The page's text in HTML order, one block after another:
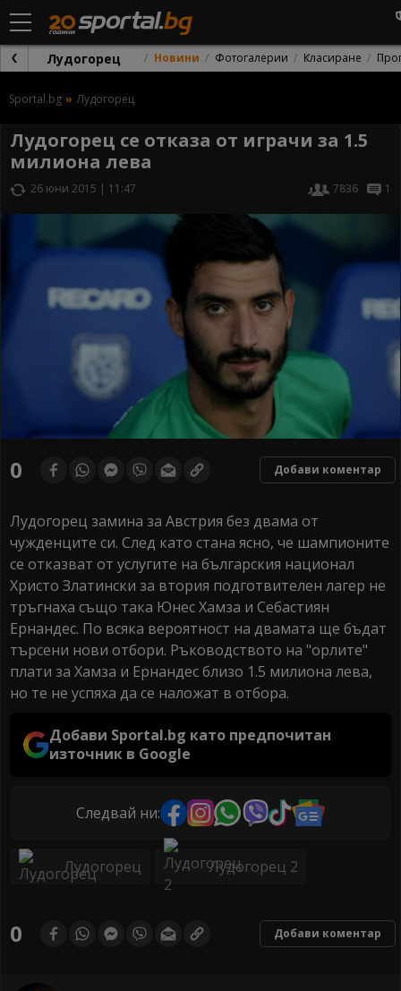
Лудогорец Новини Фотогалерии Класиране
Sportal.bg Лудогорец
Лудогорец се отказа от играчи за 1.5
милиона лева
26 юни 2015 | 11:47 7836 1
0 Добави коментар
Лудогорец замина за Австрия без двама от
чужденците си. След като стана ясно, че шампионите
се отказват от услугите на българския национал
Христо Златински за втория подготвителен лагер не
тръгнаха също така Юнес Хамза и Себастиян
Ернандес. По всяка вероятност на двамата ще бъдат
търсени нови отбори. Ръководството на "орлите"
плати за Хамза и Ернандес близо 1.5 милиона лева,
но те не успяха да се наложат в отбора.
Добави Sportal.bg като предпочитан
източник в Google
Следвай ни:
Лудогорец Лудогорец 2
0 Добави коментар